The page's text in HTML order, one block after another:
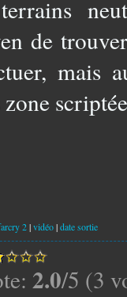
de
mais
zone
2|vidéo|date sortie
2.0/5 (3